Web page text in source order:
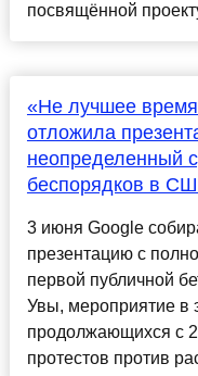
посвящённой
«Не лучшее
отложила
неопределенный
беспорядков в
3 июня Google
презентацию с
первой публичной
Увы, мероприятие в
продолжающихся с
протестов против